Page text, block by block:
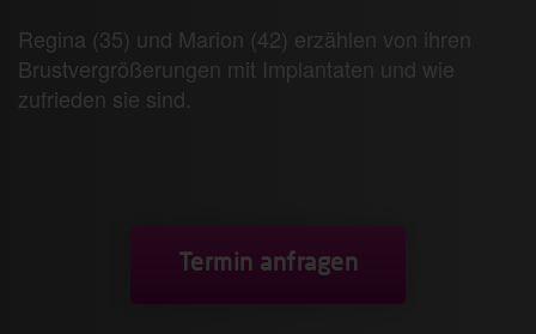
Regina (35) und Marion (42) erzählen von ihren
Brustvergrößerungen mit Implantaten und wie
zufrieden sie sind.
Termin anfragen